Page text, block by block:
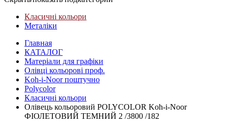
Класичні кольори
Металіки
Главная
КАТАЛОГ
Матеріали для графіки
Олівці кольорові проф.
Koh-i-Noor поштучно
Polycolor
Класичні кольори
Олівець кольоровий POLYCOLOR Koh-i-Noor
ФІОЛЕТОВИЙ ТЕМНИЙ 2 /3800 /182